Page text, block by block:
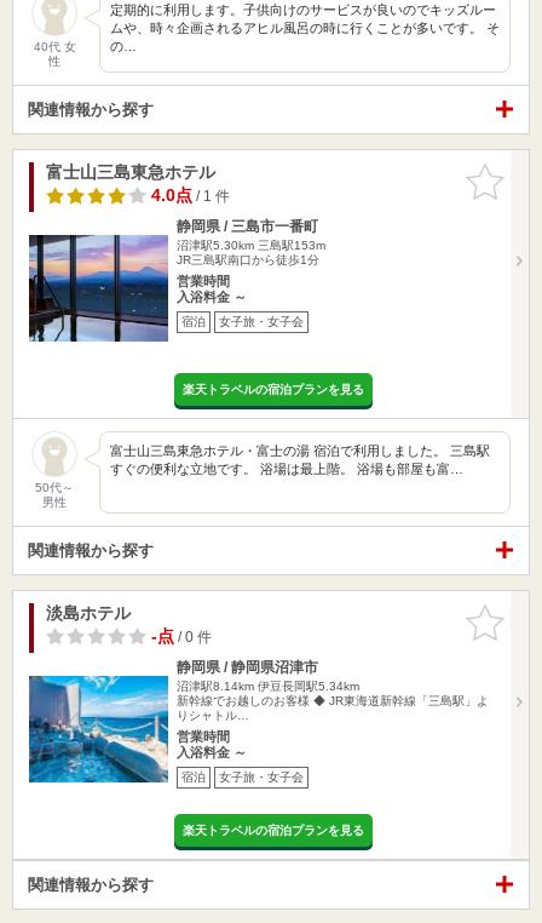
40代 女
性
定期的に利用します。子供向けのサービスが良いのでキッズルー
ムや、時々企画されるアヒル風呂の時に行くことが多いです。 そ
の…
関連情報から探す
お気に入
りに追加
富士山三島東急ホテル
4.0点/ 1 件
静岡県 / 三島市一番町
沼津駅5.30km 三島駅153m
JR三島駅南口から徒歩1分
営業時間
入浴料金 ～
宿泊 女子旅・女子会
楽天トラベルの宿泊プランを見る
50代～
男性
富士山三島東急ホテル・富士の湯 宿泊で利用しました。 三島駅
すぐの便利な立地です。 浴場は最上階。 浴場も部屋も富…
関連情報から探す
お気に入
りに追加
淡島ホテル
-点/ 0 件
静岡県 / 静岡県沼津市
沼津駅8.14km 伊豆長岡駅5.34km
新幹線でお越しのお客様 ◆ JR東海道新幹線「三島駅」よ
りシャトル…
営業時間
入浴料金 ～
宿泊 女子旅・女子会
楽天トラベルの宿泊プランを見る
関連情報から探す